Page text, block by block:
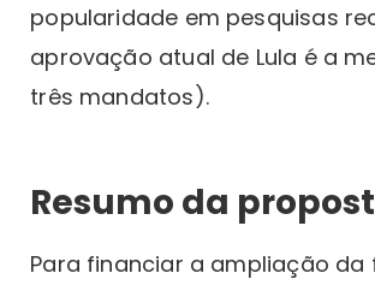
popularidade em pesquisas
aprovação atual de Lula é a
três mandatos).
Resumo da
Para financiar a ampliação da